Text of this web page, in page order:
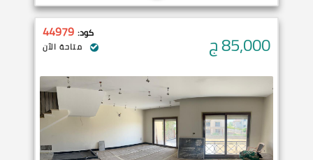
85,000ج كود: 44979
متاحة الآن